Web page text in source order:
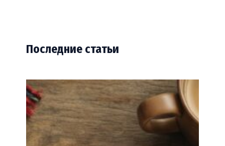
Последние статьи